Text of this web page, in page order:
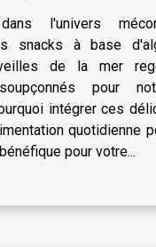
l'univers
snacks à base
de la mer
pour
intégrer ces
quotidienne
pour votre...